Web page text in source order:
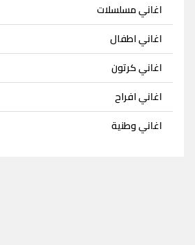
اغاني مسلسلات
اغاني اطفال
اغاني كرتون
اغاني افراح
اغاني وطنية